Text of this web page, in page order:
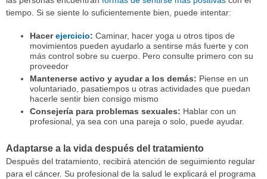
tiempo. Si se siente lo suficientemente bien, puede intentar:
Hacerejercicio: Caminar, hacer yoga u otros tipos de
movimientos pueden ayudarlo a sentirse más fuerte y con
más control sobre su cuerpo. Pero consulte primero con su
proveedor
Mantenerse activo y ayudar a los demás: Piense en un
voluntariado, pasatiempos u otras actividades que puedan
hacerle sentir bien consigo mismo
Consejería para problemas sexuales: Hablar con un
profesional, ya sea con una pareja o solo, puede ayudar.
Adaptarse a la vida después del tratamiento
Después del tratamiento, recibirá atención de seguimiento regular
para el cáncer. Su profesional de la salud le explicará el programa